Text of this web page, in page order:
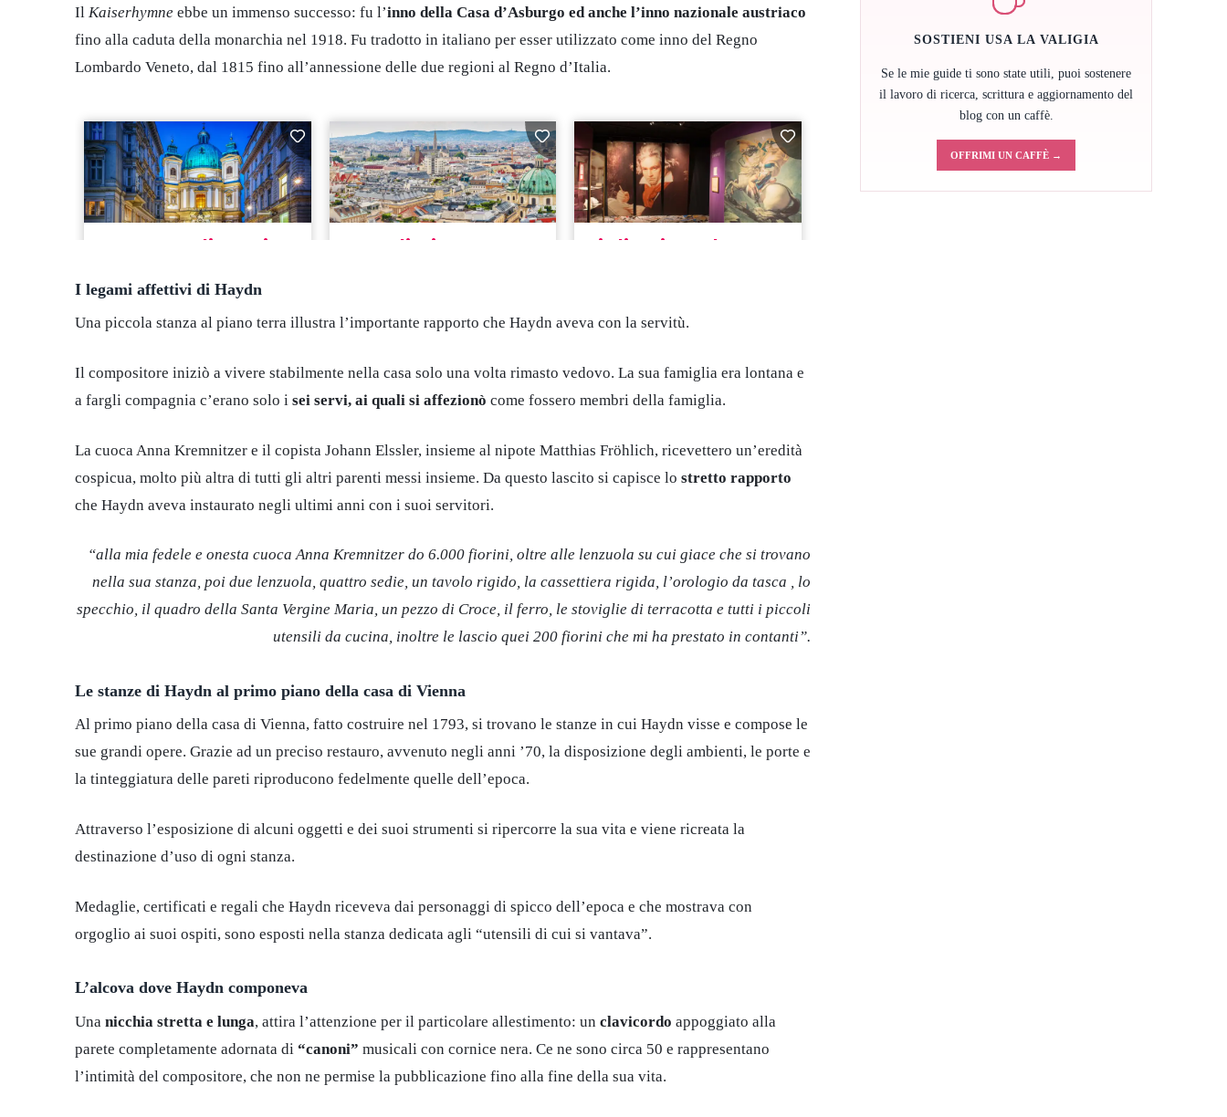
Il Kaiserhymne ebbe un immenso successo: fu l’inno della Casa d’Asburgo ed anche l’inno nazionale austriaco
fino alla caduta della monarchia nel 1918. Fu tradotto in italiano per esser utilizzato come inno del Regno
Lombardo Veneto, dal 1815 fino all’annessione delle due regioni al Regno d’Italia.
I legami affettivi di Haydn
Una piccola stanza al piano terra illustra l’importante rapporto che Haydn aveva con la servitù.
Il compositore iniziò a vivere stabilmente nella casa solo una volta rimasto vedovo. La sua famiglia era lontana e
a fargli compagnia c’erano solo i sei servi, ai quali si affezionò come fossero membri della famiglia.
La cuoca Anna Kremnitzer e il copista Johann Elssler, insieme al nipote Matthias Fröhlich, ricevettero un’eredità
cospicua, molto più altra di tutti gli altri parenti messi insieme. Da questo lascito si capisce lo stretto rapporto
che Haydn aveva instaurato negli ultimi anni con i suoi servitori.
“alla mia fedele e onesta cuoca Anna Kremnitzer do 6.000 fiorini, oltre alle lenzuola su cui giace che si trovano
nella sua stanza, poi due lenzuola, quattro sedie, un tavolo rigido, la cassettiera rigida, l’orologio da tasca , lo
specchio, il quadro della Santa Vergine Maria, un pezzo di Croce, il ferro, le stoviglie di terracotta e tutti i piccoli
utensili da cucina, inoltre le lascio quei 200 fiorini che mi ha prestato in contanti”.
Le stanze di Haydn al primo piano della casa di Vienna
Al primo piano della casa di Vienna, fatto costruire nel 1793, si trovano le stanze in cui Haydn visse e compose le
sue grandi opere. Grazie ad un preciso restauro, avvenuto negli anni ’70, la disposizione degli ambienti, le porte e
la tinteggiatura delle pareti riproducono fedelmente quelle dell’epoca.
Attraverso l’esposizione di alcuni oggetti e dei suoi strumenti si ripercorre la sua vita e viene ricreata la
destinazione d’uso di ogni stanza.
Medaglie, certificati e regali che Haydn riceveva dai personaggi di spicco dell’epoca e che mostrava con
orgoglio ai suoi ospiti, sono esposti nella stanza dedicata agli “utensili ​​​​di cui si vantava”.
L’alcova dove Haydn componeva
Una nicchia stretta e lunga, attira l’attenzione per il particolare allestimento: un clavicordo appoggiato alla
parete completamente adornata di “canoni” musicali con cornice nera. Ce ne sono circa 50 e rappresentano
l’intimità del compositore, che non ne permise la pubblicazione fino alla fine della sua vita.
SOSTIENI USA LA VALIGIA
Se le mie guide ti sono state utili, puoi sostenere
il lavoro di ricerca, scrittura e aggiornamento del
blog con un caffè.
OFFRIMI UN CAFFÈ →